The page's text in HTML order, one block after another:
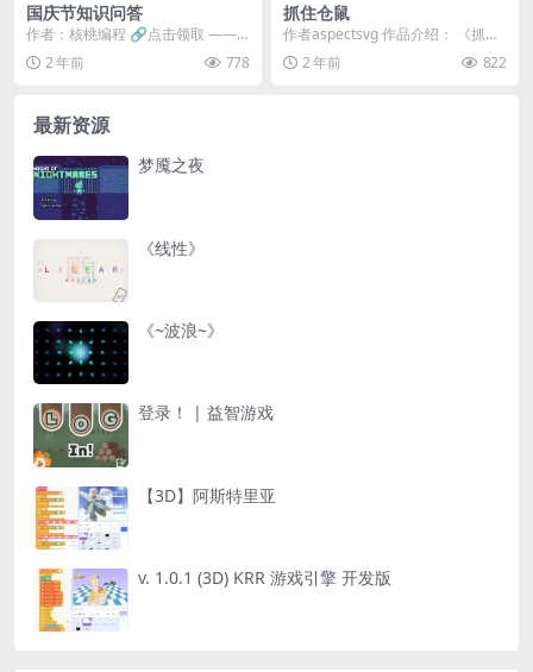
国庆节知识问答
作者：核桃编程 🔗点击领取 ——
核桃编程趣味编程创作礼盒8件套，
仅10.8元（...
2 年前 778
抓住仓鼠
作者aspectsvg 作品介绍： 《抓住
仓鼠》是一款趣味挑战游戏。你的
任务是在...
2 年前 822
最新资源
梦魇之夜
《线性》
《~波浪~》
登录！ | 益智游戏
【3D】阿斯特里亚
v. 1.0.1 (3D) KRR 游戏引擎 开发版